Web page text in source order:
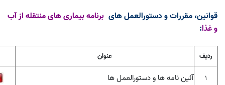
قوانین، مقررات و دستورالعمل های برنامه بیماری های منتقله از آب
و غذا:
ردیف عنوان
1 آئین نامه ها و دستورالعمل ها